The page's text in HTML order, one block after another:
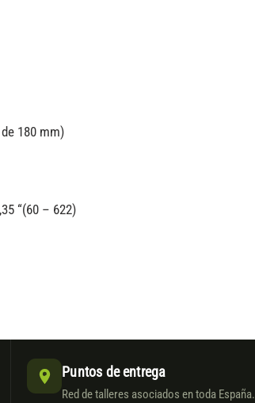
180 mm)
“(60 – 622)
Puntos de entrega
Red de talleres asociados en toda España.